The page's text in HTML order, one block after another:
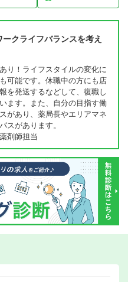
クライフバランスを考え
り！ライフスタイルの変化に
可能です。休職中の方にも店
を発送するなどして、復職し
ます。また、自分の目指す働
があり、薬局長やエリアマネ
スがあります。
剤師担当